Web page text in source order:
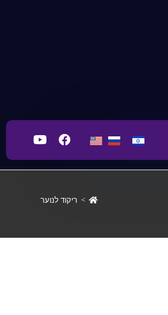
> ריקוד לנוער